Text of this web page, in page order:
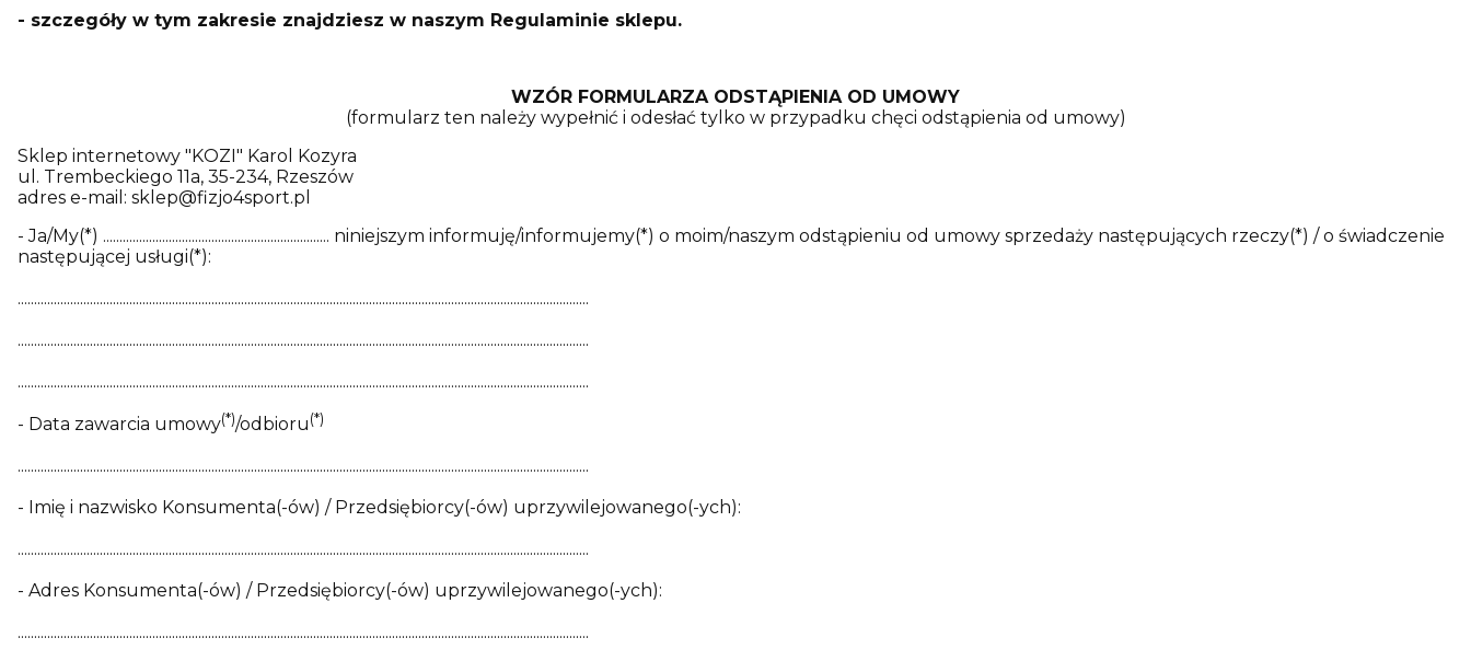
- szczegóły w tym zakresie znajdziesz w naszym Regulaminie sklepu.
WZÓR FORMULARZA ODSTĄPIENIA OD UMOWY
(formularz ten należy wypełnić i odesłać tylko w przypadku chęci odstąpienia od umowy)
Sklep internetowy "KOZI" Karol Kozyra
ul. Trembeckiego 11a, 35-234, Rzeszów
adres e-mail: sklep@fizjo4sport.pl
- Ja/My(*) ..................................................................... niniejszym informuję/informujemy(*) o moim/naszym odstąpieniu od umowy sprzedaży następujących rzeczy(*) / o świadczenie
następującej usługi(*):
..............................................................................................................................................................................
..............................................................................................................................................................................
..............................................................................................................................................................................
- Data zawarcia umowy(*)/odbioru(*)
..............................................................................................................................................................................
- Imię i nazwisko Konsumenta(-ów) / Przedsiębiorcy(-ów) uprzywilejowanego(-ych):
..............................................................................................................................................................................
- Adres Konsumenta(-ów) / Przedsiębiorcy(-ów) uprzywilejowanego(-ych):
..............................................................................................................................................................................